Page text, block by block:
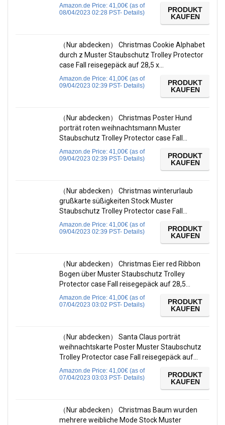
Amazon.de Price: 41,00€ (as of
08/04/2023 02:28 PST- Details)
PRODUKT
KAUFEN
（Nur abdecken） Christmas Cookie Alphabet
durch z Muster Staubschutz Trolley Protector
case Fall reisegepäck auf 28,5 x…
Amazon.de Price: 41,00€ (as of
09/04/2023 02:39 PST- Details)
PRODUKT
KAUFEN
（Nur abdecken） Christmas Poster Hund
porträt roten weihnachtsmann Muster
Staubschutz Trolley Protector case Fall…
Amazon.de Price: 41,00€ (as of
09/04/2023 02:39 PST- Details)
PRODUKT
KAUFEN
（Nur abdecken） Christmas winterurlaub
grußkarte süßigkeiten Stock Muster
Staubschutz Trolley Protector case Fall…
Amazon.de Price: 41,00€ (as of
09/04/2023 02:39 PST- Details)
PRODUKT
KAUFEN
（Nur abdecken） Christmas Eier red Ribbon
Bogen über Muster Staubschutz Trolley
Protector case Fall reisegepäck auf 28,5…
Amazon.de Price: 41,00€ (as of
07/04/2023 03:02 PST- Details)
PRODUKT
KAUFEN
（Nur abdecken） Santa Claus porträt
weihnachtskarte Poster Muster Staubschutz
Trolley Protector case Fall reisegepäck auf…
Amazon.de Price: 41,00€ (as of
07/04/2023 03:03 PST- Details)
PRODUKT
KAUFEN
（Nur abdecken） Christmas Baum wurden
mehrere weibliche Mode Stock Muster